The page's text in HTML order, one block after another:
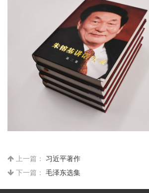
上一篇： 习近平著作
下一篇： 毛泽东选集